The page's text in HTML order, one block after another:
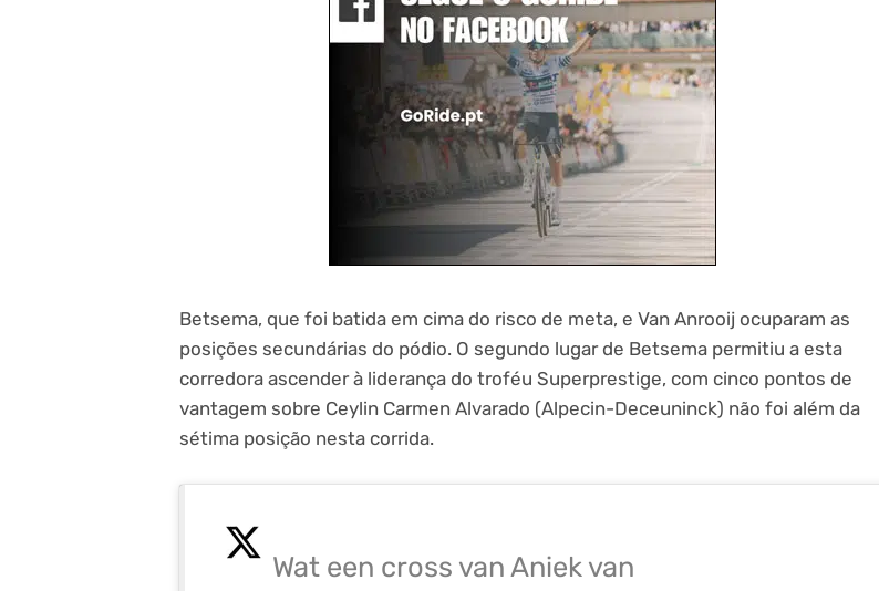
Betsema, que foi batida em cima do risco de meta, e Van Anrooij ocuparam as
posições secundárias do pódio. O segundo lugar de Betsema permitiu a esta
corredora ascender à liderança do troféu Superprestige, com cinco pontos de
vantagem sobre Ceylin Carmen Alvarado (Alpecin-Deceuninck) não foi além da
sétima posição nesta corrida.
Wat een cross van Aniek van